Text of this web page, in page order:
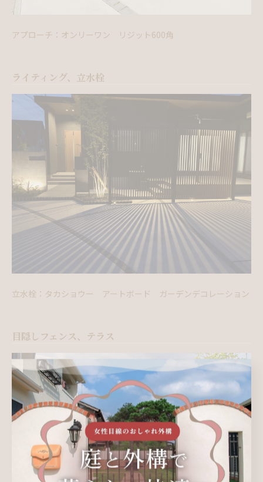
アプローチ：オンリーワン リジット600角
ライティング、立水栓
立水栓：タカショウー アートボード ガーデンデコレーション
目隠しフェンス、テラス